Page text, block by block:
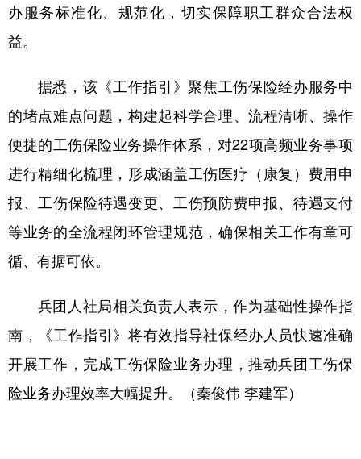
辽宁 吉林 上海 江苏
山东 河南 湖北 湖南
广东 广西 海南 重庆
陕西 甘肃 青海 宁夏
新疆 内蒙古 黑龙江
Русский язык 日本語 한국어
Deutsch Português
办服务标准化、规范化，切实保障职工群众合法权
益。
据悉，该《工作指引》聚焦工伤保险经办服务中
的堵点难点问题，构建起科学合理、流程清晰、操作
便捷的工伤保险业务操作体系，对22项高频业务事项
进行精细化梳理，形成涵盖工伤医疗（康复）费用申
报、工伤保险待遇变更、工伤预防费申报、待遇支付
等业务的全流程闭环管理规范，确保相关工作有章可
循、有据可依。
兵团人社局相关负责人表示，作为基础性操作指
南，《工作指引》将有效指导社保经办人员快速准确
开展工作，完成工伤保险业务办理，推动兵团工伤保
险业务办理效率大幅提升。（秦俊伟 李建军）